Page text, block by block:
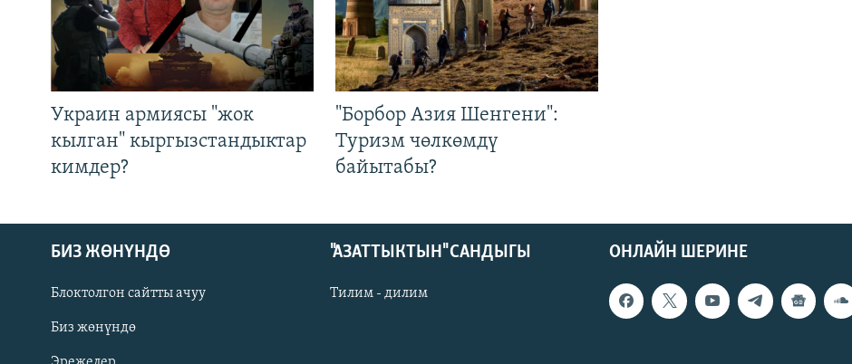
Русский
Украин армиясы "жок
кылган" кыргызстандыктар
кимдер?
"Борбор Азия Шенгени":
Туризм чөлкөмдү
байытабы?
ОНЛАЙН ШЕРИНЕ
БИЗ ЖӨНҮНДӨ
Блоктолгон сайтты ачуу
Биз жөнүндө
"АЗАТТЫКТЫН" САНДЫГЫ
Тилим - дилим